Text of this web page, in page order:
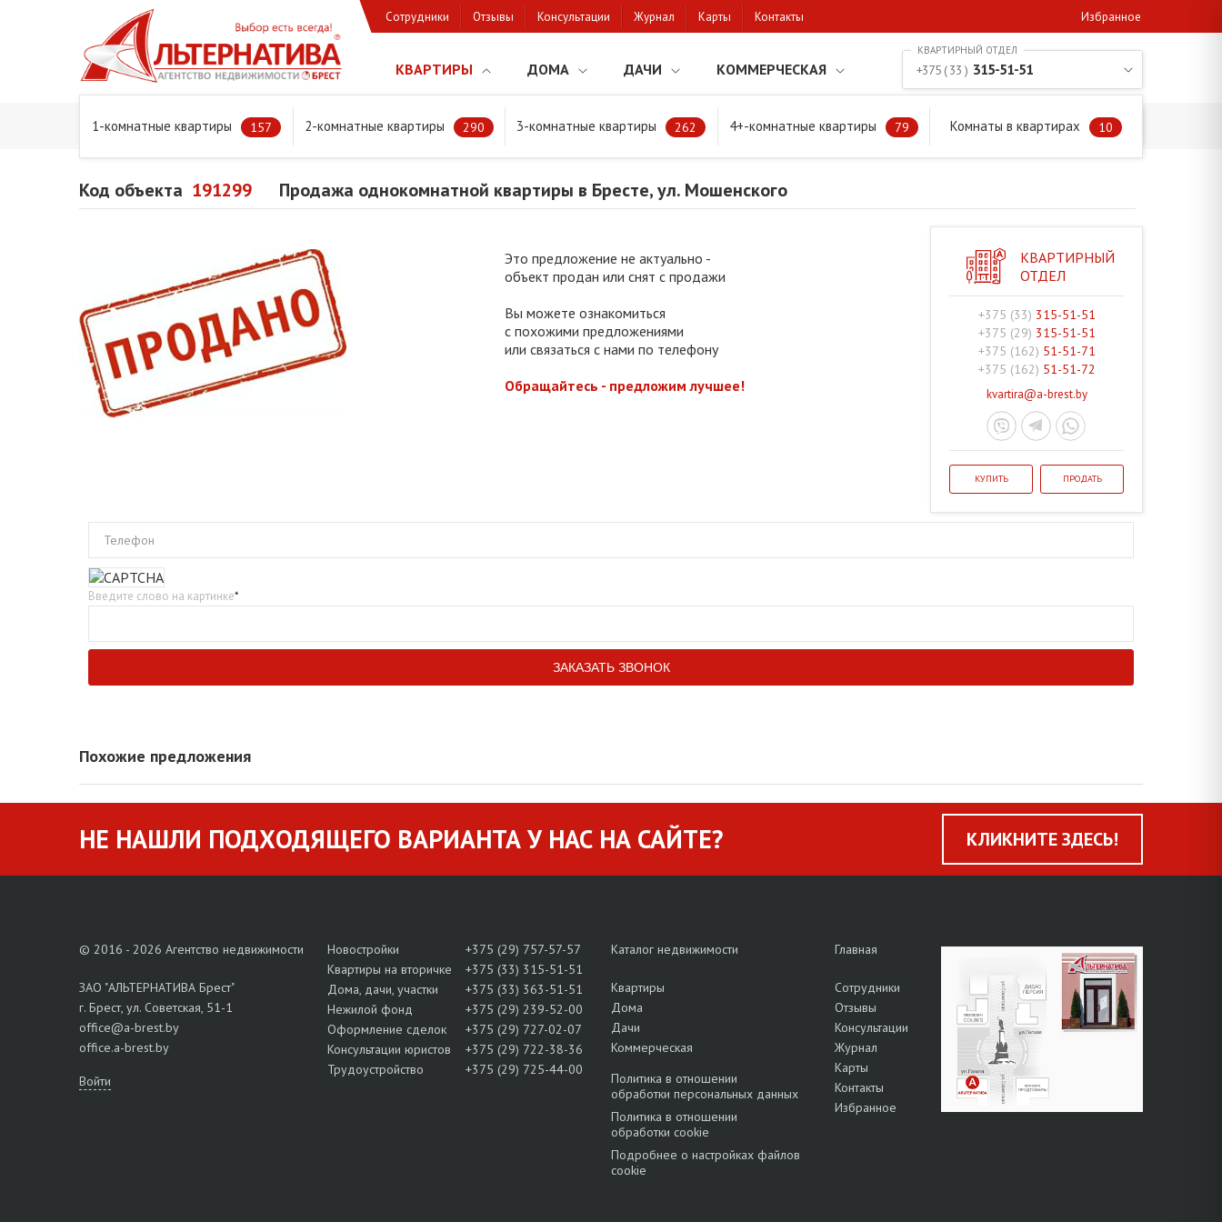
Сотрудники Отзывы Консультации Журнал Карты Контакты Избранное
КВАРТИРЫ ДОМА ДАЧИ КОММЕРЧЕСКАЯ
1-комнатные квартиры 157 2-комнатные квартиры 290 3-комнатные квартиры 262 4+-комнатные квартиры 79 Комнаты в квартирах 10
+375 ( 33 ) 315-51-51
Главная Предложения Квартиры Продажа однокомнатной квартиры в Бресте, ул. Мошенского
Код объекта 191299 Продажа однокомнатной квартиры в Бресте, ул. Мошенского
Это предложение не актуально -
объект продан или снят с продажи
Вы можете ознакомиться
с похожими предложениями
или связаться с нами по телефону
Обращайтесь - предложим лучшее!
КВАРТИРНЫЙ
ОТДЕЛ
+375 (33) 315-51-51
+375 (29) 315-51-51
+375 (162) 51-51-71
+375 (162) 51-51-72
kvartira@a-brest.by
КУПИТЬ ПРОДАТЬ
Телефон
Введите слово на картинке*
Похожие предложения
НЕ НАШЛИ ПОДХОДЯЩЕГО ВАРИАНТА У НАС НА САЙТЕ? КЛИКНИТЕ ЗДЕСЬ!
© 2016 - 2026 Агентство недвижимости
ЗАО "АЛЬТЕРНАТИВА Брест"
г. Брест, ул. Советская, 51-1
office@a-brest.by
office.a-brest.by
Войти
Новостройки
+375 (29) 757-57-57
Квартиры на вторичке
+375 (33) 315-51-51
Дома, дачи, участки
+375 (33) 363-51-51
Нежилой фонд
+375 (29) 239-52-00
Оформление сделок
+375 (29) 727-02-07
Консультации юристов
+375 (29) 722-38-36
Трудоустройство
+375 (29) 725-44-00
Каталог недвижимости
Квартиры
Дома
Дачи
Коммерческая
Политика в отношении
обработки персональных данных
Политика в отношении
обработки cookie
Подробнее о настройках файлов
cookie
Главная
Сотрудники
Отзывы
Консультации
Журнал
Карты
Контакты
Избранное